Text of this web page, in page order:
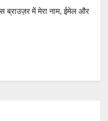
ब्राउज़र में मेरा नाम, ईमेल और